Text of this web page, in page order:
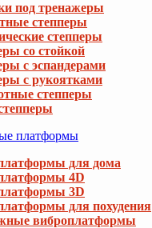
под тренажеры
степперы
степперы
со стойкой
с эспандерами
с рукоятками
степперы
платформы
для дома
4D
3D
для похудения
виброплатформы